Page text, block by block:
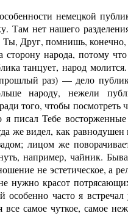
немецкой
Там нет нашего
Друг, помнишь, конечно,
сторону народа, потому
танцует, народ
раз) — дело
народу, нежели
того, чтобы посмотреть
писал Тебе
же видел, как
лицом же
например, чайник.
не эстетическое, а
нужно красот
часто я
самое чуткое, самое